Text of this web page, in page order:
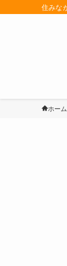
住みな
ホーム